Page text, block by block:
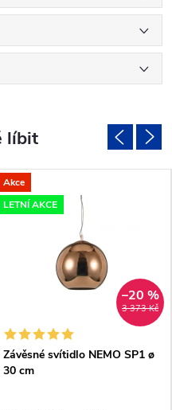
Akce
LETNÍ AKCE
3 373 Kč
–20 %
Závěsné svítidlo NEMO SP1 ø
30 cm